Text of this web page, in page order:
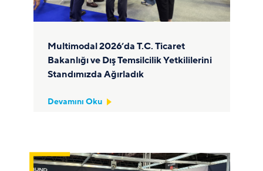
Multimodal 2026’da T.C. Ticaret
Bakanlığı ve Dış Temsilcilik Yetkililerini
Standımızda Ağırladık
Devamını Oku